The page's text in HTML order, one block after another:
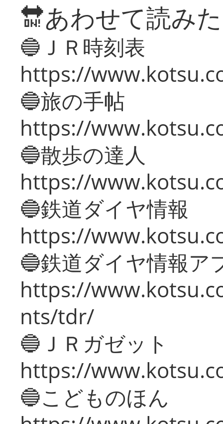
🔛あわせて読み
🔵ＪＲ時刻表
https://
🔵旅の手帖
https://
🔵散歩の達人
https://
🔵鉄道ダイヤ情報
https://
🔵鉄道ダイヤ情報ア
https://
nts/tdr/
🔵ＪＲガゼット
https://
🔵こどものほん